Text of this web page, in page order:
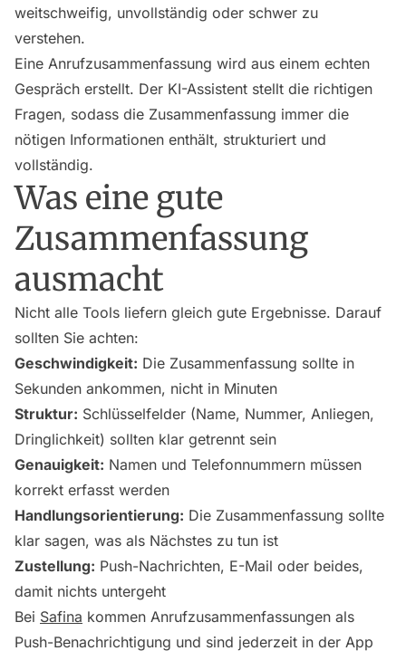
weitschweifig, unvollständig oder schwer zu
verstehen.
Eine Anrufzusammenfassung wird aus einem echten
Gespräch erstellt. Der KI-Assistent stellt die richtigen
Fragen, sodass die Zusammenfassung immer die
nötigen Informationen enthält, strukturiert und
vollständig.
Was eine gute
Zusammenfassung
ausmacht
Nicht alle Tools liefern gleich gute Ergebnisse. Darauf
sollten Sie achten:
Geschwindigkeit: Die Zusammenfassung sollte in
Sekunden ankommen, nicht in Minuten
Struktur: Schlüsselfelder (Name, Nummer, Anliegen,
Dringlichkeit) sollten klar getrennt sein
Genauigkeit: Namen und Telefonnummern müssen
korrekt erfasst werden
Handlungsorientierung: Die Zusammenfassung sollte
klar sagen, was als Nächstes zu tun ist
Zustellung: Push-Nachrichten, E-Mail oder beides,
damit nichts untergeht
Bei Safina kommen Anrufzusammenfassungen als
Push-Benachrichtigung und sind jederzeit in der App